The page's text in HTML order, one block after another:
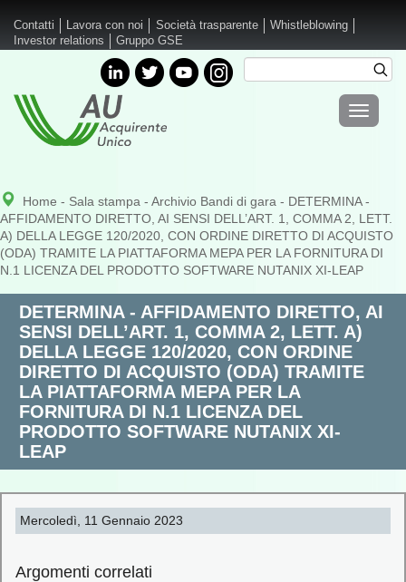
Contatti Lavora con noi Società trasparente
Whistleblowing
Investor relations
Gruppo GSE
Form di
Toggle
Home - Sala stampa - Archivio Bandi di gara - DETERMINA -
AFFIDAMENTO DIRETTO, AI SENSI DELL’ART. 1, COMMA 2, LETT.
A) DELLA LEGGE 120/2020, CON ORDINE DIRETTO DI ACQUISTO
(ODA) TRAMITE LA PIATTAFORMA MEPA PER LA FORNITURA DI
N.1 LICENZA DEL PRODOTTO SOFTWARE NUTANIX XI‐LEAP
DETERMINA - AFFIDAMENTO DIRETTO, AI
SENSI DELL’ART. 1, COMMA 2, LETT. A)
DELLA LEGGE 120/2020, CON ORDINE
DIRETTO DI ACQUISTO (ODA) TRAMITE
LA PIATTAFORMA MEPA PER LA
FORNITURA DI N.1 LICENZA DEL
PRODOTTO SOFTWARE NUTANIX XI‐
LEAP
Mercoledì, 11 Gennaio 2023
Argomenti correlati